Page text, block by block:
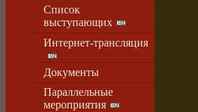
Список
выступающих
Интернет-трансляция
Документы
Параллельные
мероприятия